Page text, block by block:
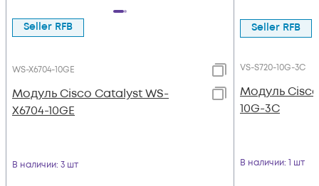
Seller RFB
WS-X6704-10GE
Модуль Cisco Catalyst WS-
X6704-10GE
В наличии: 3 шт
Seller RFB
VS-S720-10G-3C
Модуль
10G-3C
В наличии: 1 шт